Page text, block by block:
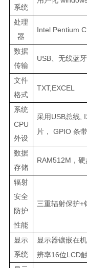
系统
处理
器
Intel Pentium
数据
传输
USB、无线蓝牙
文件
格式
TXT,EXCEL
系统
CPU
外设
采用 USB总线,
片，
GPIO 条
数据
存储
RAM512M ，
辐射
安全
防护
性能
三重辐射保护+
显示
系统
显示器镶嵌在
辨率16位LCD